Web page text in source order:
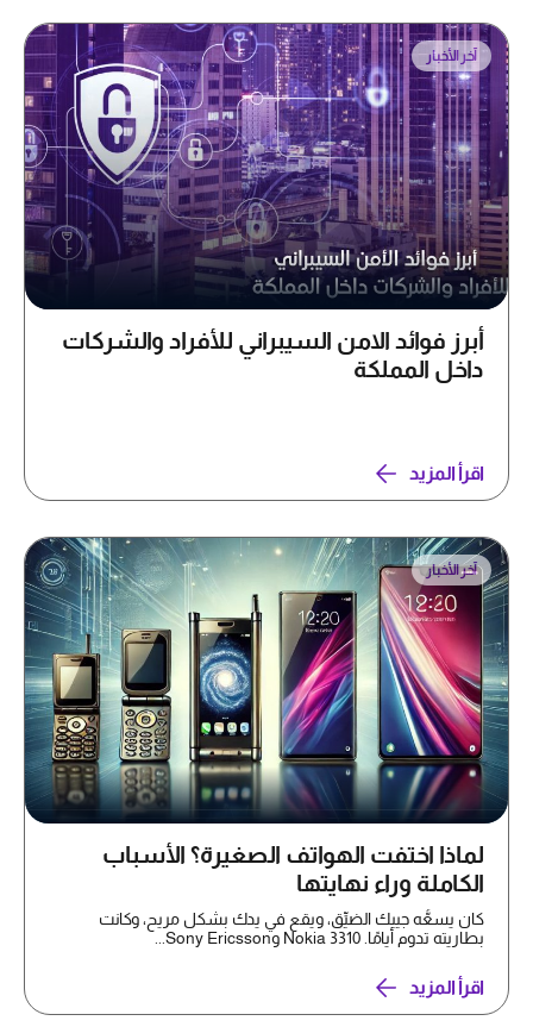
آخر الأخبار
أبرز فوائد الامن السيبراني للأفراد والشركات
داخل المملكة
اقرأ المزيد
آخر الأخبار
لماذا اختفت الهواتف الصغيرة؟ الأسباب
الكاملة وراء نهايتها
كان يسعُّه جيبك الضيِّق، ويقع في يدك بشكل مريح، وكانت
بطاريته تدوم أيامًا. Nokia 3310 وSony Ericsson...
اقرأ المزيد